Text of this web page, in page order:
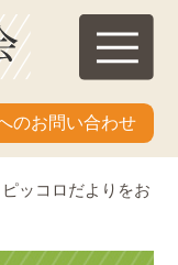
のお問い合わせ
ッコロだよりをお